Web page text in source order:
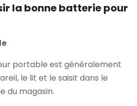
la bonne batterie pour
portable est généralement
le lit et le saisit dans le
du magasin.